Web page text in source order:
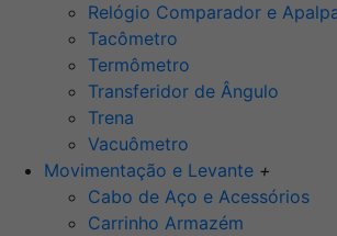
Relógio Comparador e
Tacômetro
Termômetro
Transferidor de Ângulo
Trena
Vacuômetro
Movimentação e Levante +
Cabo de Aço e Acessórios
Carrinho Armazém